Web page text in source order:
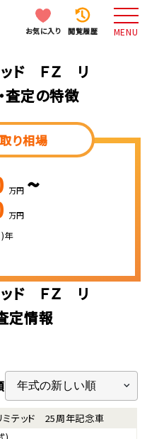
お気に入り 閲覧履歴 MENU
ッド ＦＺ リ
査定の特徴
り相場
万円 ~
万円
年
ッド ＦＺ リ
定情報
ミテッド 25周年記念車